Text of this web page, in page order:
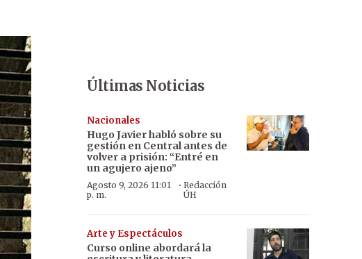
Últimas Noticias
Nacionales
Hugo Javier habló sobre su
gestión en Central antes de
volver a prisión: “Entré en
un agujero ajeno”
Agosto 9, 2026 11:01
p. m.
· Redacción
ÚH
Arte y Espectáculos
Curso online abordará la